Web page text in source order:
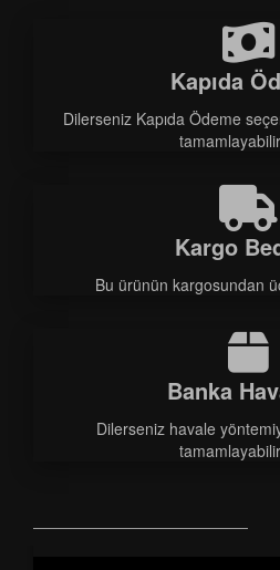
Kapıda
Dilerseniz Kapıda Ödeme
Kargo
Bu ürünün kargosundan
Banka
Dilerseniz havale